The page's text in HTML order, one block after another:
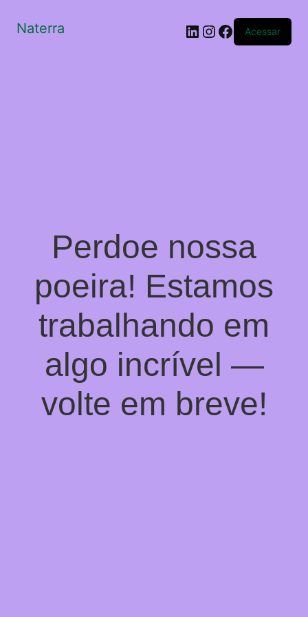
Naterra LinkedIn
Instagram
Facebook
Acessar
Perdoe nossa
poeira! Estamos
trabalhando em
algo incrível —
volte em breve!